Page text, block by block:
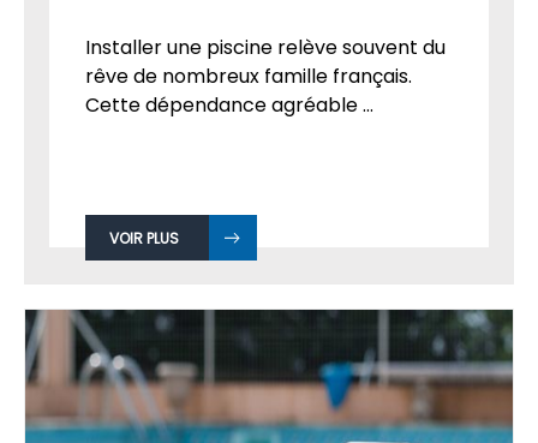
Installer une piscine relève souvent du
rêve de nombreux famille français.
Cette dépendance agréable ...
VOIR PLUS